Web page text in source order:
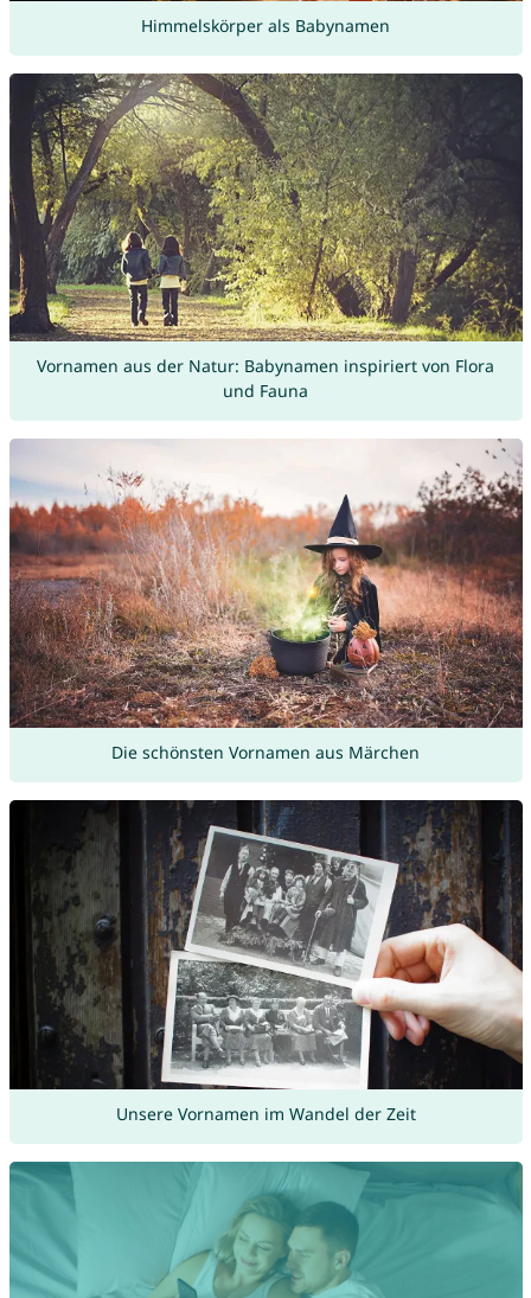
Himmelskörper als Babynamen
Vornamen aus der Natur: Babynamen inspiriert von Flora
und Fauna
Die schönsten Vornamen aus Märchen
Unsere Vornamen im Wandel der Zeit